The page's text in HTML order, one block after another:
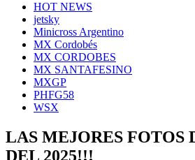
HOT NEWS
jetsky
Minicross Argentino
MX Cordobés
MX CORDOBES
MX SANTAFESINO
MXGP
PHFG58
WSX
LAS MEJORES FOTOS
DEL 2025!!!